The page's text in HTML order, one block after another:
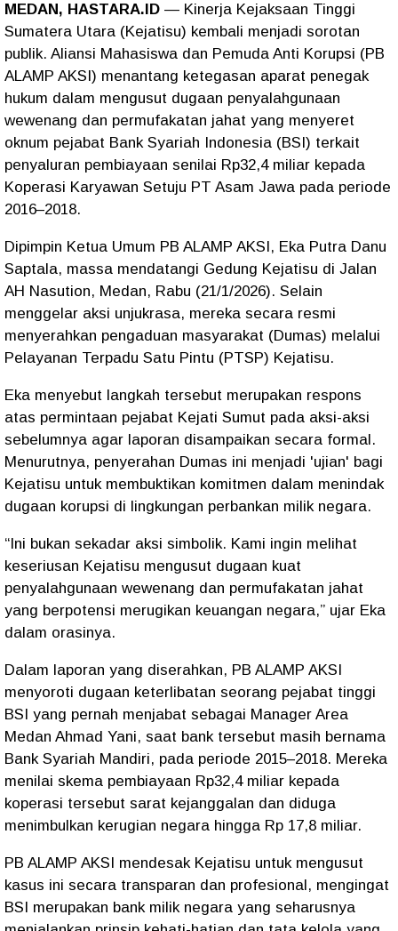
MEDAN, HASTARA.ID — Kinerja Kejaksaan Tinggi
Sumatera Utara (Kejatisu) kembali menjadi sorotan
publik. Aliansi Mahasiswa dan Pemuda Anti Korupsi (PB
ALAMP AKSI) menantang ketegasan aparat penegak
hukum dalam mengusut dugaan penyalahgunaan
wewenang dan permufakatan jahat yang menyeret
oknum pejabat Bank Syariah Indonesia (BSI) terkait
penyaluran pembiayaan senilai Rp32,4 miliar kepada
Koperasi Karyawan Setuju PT Asam Jawa pada periode
2016–2018.
Dipimpin Ketua Umum PB ALAMP AKSI, Eka Putra Danu
Saptala, massa mendatangi Gedung Kejatisu di Jalan
AH Nasution, Medan, Rabu (21/1/2026). Selain
menggelar aksi unjukrasa, mereka secara resmi
menyerahkan pengaduan masyarakat (Dumas) melalui
Pelayanan Terpadu Satu Pintu (PTSP) Kejatisu.
Eka menyebut langkah tersebut merupakan respons
atas permintaan pejabat Kejati Sumut pada aksi-aksi
sebelumnya agar laporan disampaikan secara formal.
Menurutnya, penyerahan Dumas ini menjadi 'ujian' bagi
Kejatisu untuk membuktikan komitmen dalam menindak
dugaan korupsi di lingkungan perbankan milik negara.
“Ini bukan sekadar aksi simbolik. Kami ingin melihat
keseriusan Kejatisu mengusut dugaan kuat
penyalahgunaan wewenang dan permufakatan jahat
yang berpotensi merugikan keuangan negara,” ujar Eka
dalam orasinya.
Dalam laporan yang diserahkan, PB ALAMP AKSI
menyoroti dugaan keterlibatan seorang pejabat tinggi
BSI yang pernah menjabat sebagai Manager Area
Medan Ahmad Yani, saat bank tersebut masih bernama
Bank Syariah Mandiri, pada periode 2015–2018. Mereka
menilai skema pembiayaan Rp32,4 miliar kepada
koperasi tersebut sarat kejanggalan dan diduga
menimbulkan kerugian negara hingga Rp 17,8 miliar.
PB ALAMP AKSI mendesak Kejatisu untuk mengusut
kasus ini secara transparan dan profesional, mengingat
BSI merupakan bank milik negara yang seharusnya